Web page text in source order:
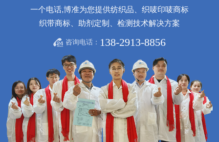
一个电话,博准为您提供纺织品、织唛印唛商标
织带商标、助剂定制、检测技术解决方案
咨询电话： 138-2913-8856